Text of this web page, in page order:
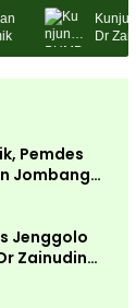
Kunjungi
Dr Zainudin
Pemdes
Jombang
Kajian
Jenggolo
Zainudin